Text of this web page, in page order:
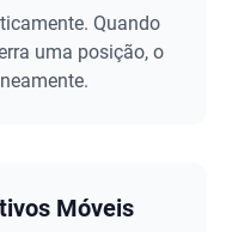
Quando
uma posição, o
Móveis